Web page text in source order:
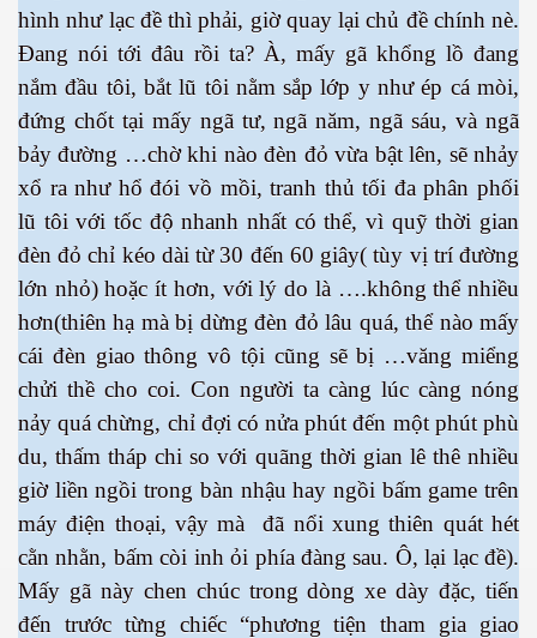
hình như lạc đề thì phải, giờ quay lại chủ đề chính nè.
Đang nói tới đâu rồi ta? À, mấy gã khổng lồ đang
nắm đầu tôi, bắt lũ tôi nằm sắp lớp y như ép cá mòi,
đứng chốt tại mấy ngã tư, ngã năm, ngã sáu, và ngã
bảy đường …chờ khi nào đèn đỏ vừa bật lên, sẽ nhảy
xổ ra như hổ đói vồ mồi, tranh thủ tối đa phân phối
lũ tôi với tốc độ nhanh nhất có thể, vì quỹ thời gian
đèn đỏ chỉ kéo dài từ 30 đến 60 giây( tùy vị trí đường
lớn nhỏ) hoặc ít hơn, với lý do là ….không thể nhiều
hơn(thiên hạ mà bị dừng đèn đỏ lâu quá, thể nào mấy
cái đèn giao thông vô tội cũng sẽ bị …văng miểng
chửi thề cho coi. Con người ta càng lúc càng nóng
nảy quá chừng, chỉ đợi có nửa phút đến một phút phù
du, thấm tháp chi so với quãng thời gian lê thê nhiều
giờ liền ngồi trong bàn nhậu hay ngồi bấm game trên
máy điện thoại, vậy mà đã nổi xung thiên quát hét
cằn nhằn, bấm còi inh ỏi phía đàng sau. Ô, lại lạc đề).
Mấy gã này chen chúc trong dòng xe dày đặc, tiến
đến trước từng chiếc “phương tiện tham gia giao
Hạng
682
giới